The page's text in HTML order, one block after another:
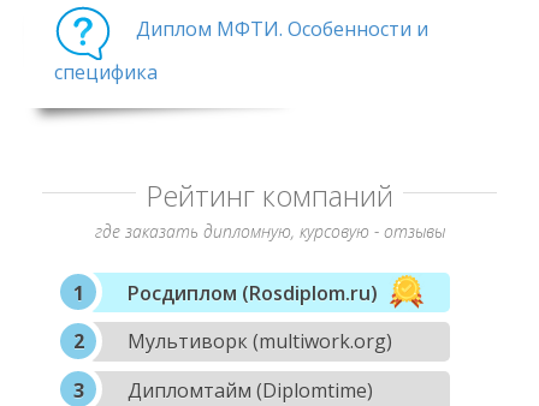
Диплом МФТИ. Особенности и
специфика
Рейтинг компаний
где заказать дипломную, курсовую - отзывы
Росдиплом (Rosdiplom.ru)
Мультиворк (multiwork.org)
Дипломтайм (Diplomtime)